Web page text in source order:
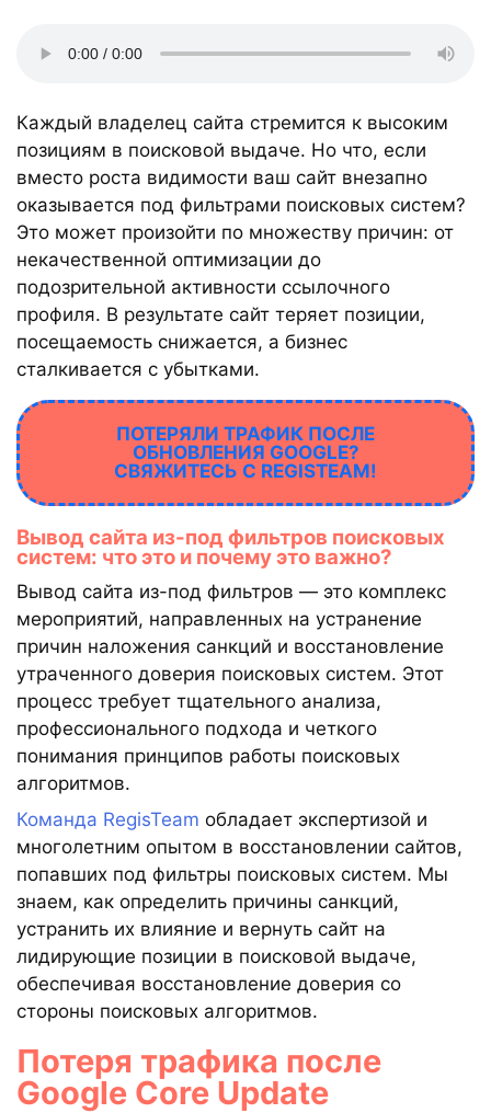
Каждый владелец сайта стремится к высоким
позициям в поисковой выдаче. Но что, если
вместо роста видимости ваш сайт внезапно
оказывается под фильтрами поисковых систем?
Это может произойти по множеству причин: от
некачественной оптимизации до
подозрительной активности ссылочного
профиля. В результате сайт теряет позиции,
посещаемость снижается, а бизнес
сталкивается с убытками.
ПОТЕРЯЛИ ТРАФИК ПОСЛЕ
ОБНОВЛЕНИЯ GOOGLE?
СВЯЖИТЕСЬ С REGISTEAM!
Вывод сайта из-под фильтров поисковых
систем: что это и почему это важно?
Вывод сайта из-под фильтров — это комплекс
мероприятий, направленных на устранение
причин наложения санкций и восстановление
утраченного доверия поисковых систем. Этот
процесс требует тщательного анализа,
профессионального подхода и четкого
понимания принципов работы поисковых
алгоритмов.
Команда RegisTeam обладает экспертизой и
многолетним опытом в восстановлении сайтов,
попавших под фильтры поисковых систем. Мы
знаем, как определить причины санкций,
устранить их влияние и вернуть сайт на
лидирующие позиции в поисковой выдаче,
обеспечивая восстановление доверия со
стороны поисковых алгоритмов.
Потеря трафика после
Google Core Update